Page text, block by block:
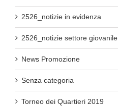
2526_notizie in evidenza
2526_notizie settore giovanile
News Promozione
Senza categoria
Torneo dei Quartieri 2019